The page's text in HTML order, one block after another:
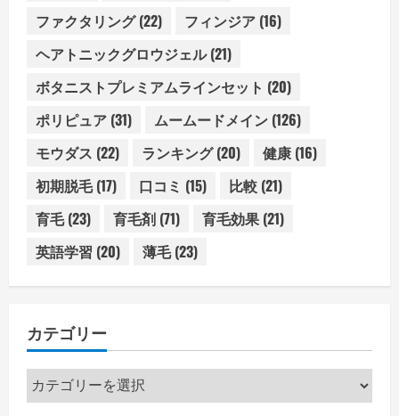
ファクタリング(22) フィンジア (16)
ヘアトニックグロウジェル(21)
ボタニストプレミアムラインセット (20)
ポリピュア (31) ムームードメイン (126)
モウダス (22) ランキング(20) 健康 (16)
初期脱毛(17) 口コミ (15) 比較 (21)
育毛(23) 育毛剤 (71) 育毛効果 (21)
英語学習 (20) 薄毛(23)
カテゴリー
カ
テ